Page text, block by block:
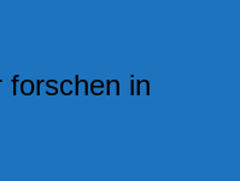
forschen in